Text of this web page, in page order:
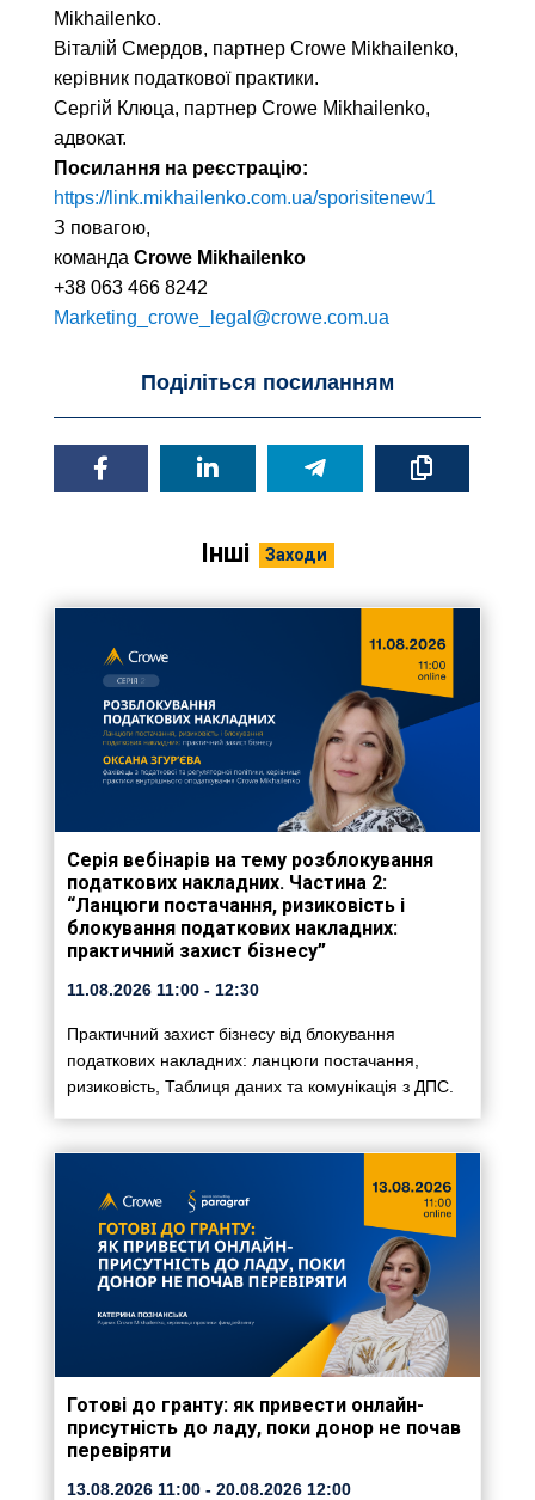
Mikhailenko.
Віталій Смердов, партнер Crowe Mikhailenko,
керівник податкової практики.
Сергій Клюца, партнер Crowe Mikhailenko,
адвокат.
Посилання на реєстрацію:
https://link.mikhailenko.com.ua/sporisitenew1
З повагою,
команда Crowe Mikhailenko
+38 063 466 8242
Marketing_crowe_legal@crowe.com.ua
Поділіться посиланням
Інші Заходи
Серія вебінарів на тему розблокування
податкових накладних. Частина 2:
“Ланцюги постачання, ризиковість і
блокування податкових накладних:
практичний захист бізнесу”
11.08.202611:00- 12:30
Практичний захист бізнесу від блокування
податкових накладних: ланцюги постачання,
ризиковість, Таблиця даних та комунікація з ДПС.
Готові до гранту: як привести онлайн-
присутність до ладу, поки донор не почав
перевіряти
13.08.202611:00- 20.08.202612:00